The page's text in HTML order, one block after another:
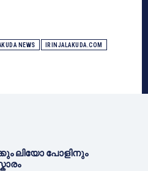
NEWS IRINJALAKUDA.COM
ലിയോ പോളിനും